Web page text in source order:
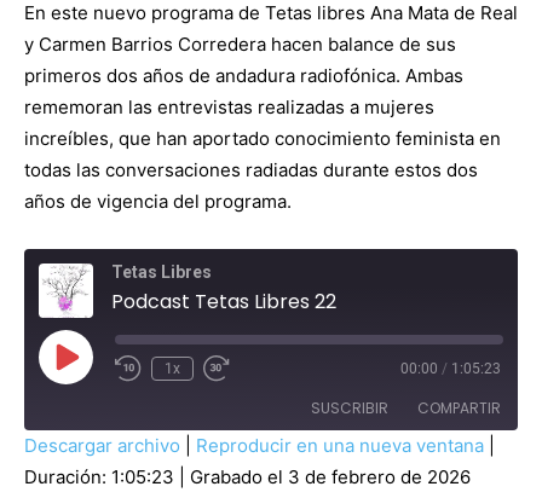
En este nuevo programa de Tetas libres Ana Mata de Real
y Carmen Barrios Corredera hacen balance de sus
primeros dos años de andadura radiofónica. Ambas
rememoran las entrevistas realizadas a mujeres
increíbles, que han aportado conocimiento feminista en
todas las conversaciones radiadas durante estos dos
años de vigencia del programa.
Tetas Libres
Podcast Tetas Libres 22
R
e
o
d
u
c
1x 00:00 / 1:05:23
SUSCRIBIR COMPARTIR
Amazon Apple Podcasts
COMPAR
TIR
Descargar archivo Reproducir en una nueva ventana
Duración: 1:05:23
Grabado el 3 de febrero de 2026